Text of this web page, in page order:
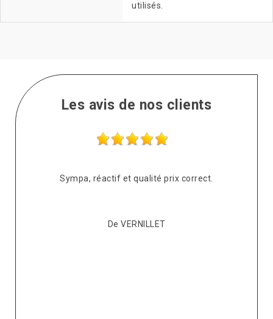
utilisés.
Les avis de nos clients
Sympa, réactif et qualité prix correct.
De VERNILLET